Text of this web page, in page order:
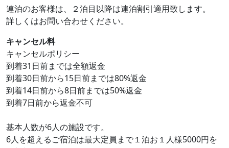
連泊のお客様は、２泊目以降は連泊割引適用致します。
詳しくはお問い合わせください。
キャンセル料
キャンセルポリシー
到着31日前までは全額返金
到着30日前から15日前までは80%返金
到着14日前から8日前までは50%返金
到着7日前から返金不可
基本人数が6人の施設です。
6人を超えるご宿泊は最大定員まで１泊お１人様5000円を